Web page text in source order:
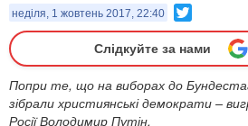
неділя, 1 жовтень 2017, 22:40
Слідкуйте за нами
​Попри те, що на виборах до
зібрали християнські демократи –
Росії Володимир Путін.